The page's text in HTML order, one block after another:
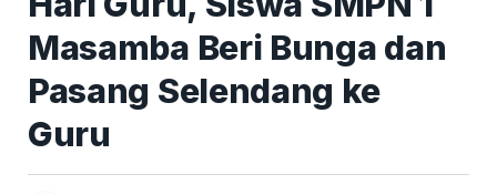
Masamba Beri Bunga dan
Pasang Selendang ke
Guru